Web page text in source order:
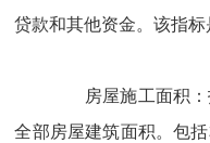
贷款和其他资金。该指标
房屋施工面积：
全部房屋建筑面积。包